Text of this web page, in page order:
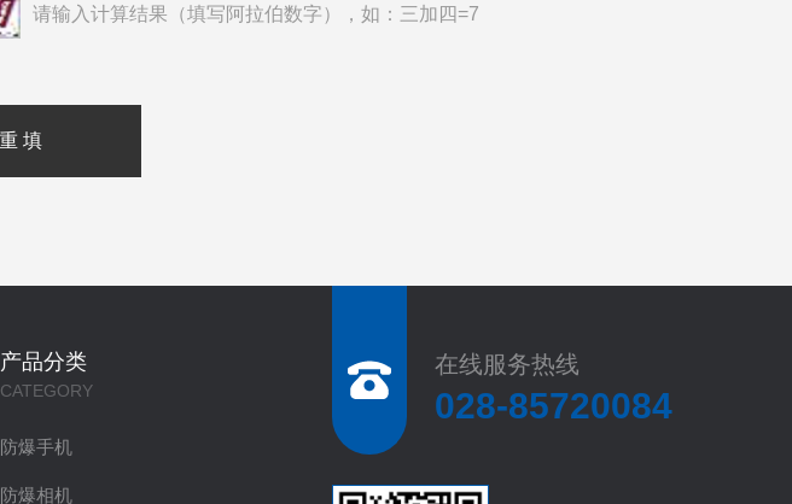
请输入计算结果（填写阿拉伯数字），如：三加四=7
产品分类
CATEGORY
防爆手机
防爆相机
在线服务热线
028-85720084